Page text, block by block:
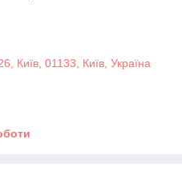
Київ, 01133, Київ, Україна